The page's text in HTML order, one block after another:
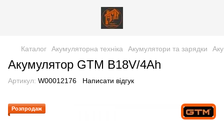
Каталог Акумуляторна техніка Акумулятори та зарядки
Акумулятор GTM B18V/4Аh
Артикул: W00012176 Написати відгук
Розпродаж